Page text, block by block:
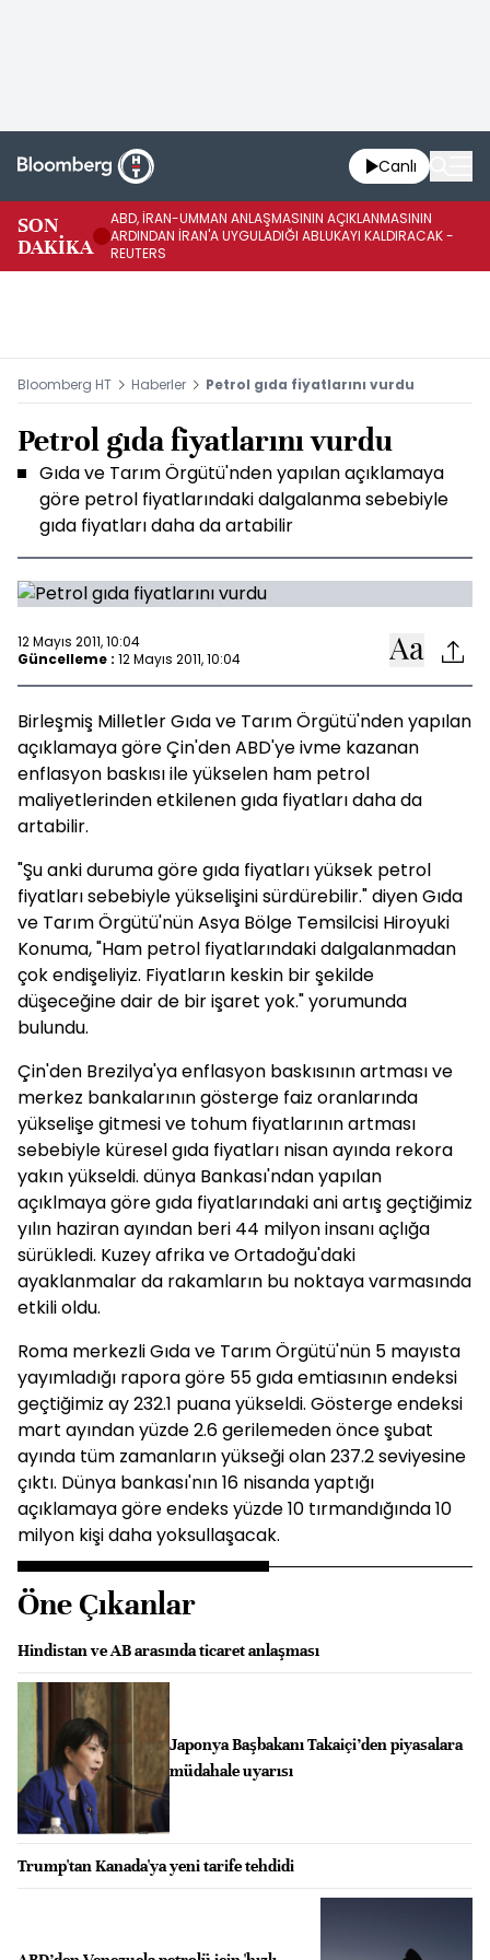
Canlı
SON
DAKİKA
ABD, İRAN-UMMAN ANLAŞMASININ AÇIKLANMASININ
ARDINDAN İRAN'A UYGULADIĞI ABLUKAYI KALDIRACAK -
REUTERS
Bloomberg HT Haberler Petrol gıda fiyatlarını vurdu
Petrol gıda fiyatlarını vurdu
Gıda ve Tarım Örgütü'nden yapılan açıklamaya
göre petrol fiyatlarındaki dalgalanma sebebiyle
gıda fiyatları daha da artabilir
12 Mayıs 2011, 10:04
Güncelleme : 12 Mayıs 2011, 10:04
Birleşmiş Milletler Gıda ve Tarım Örgütü'nden yapılan
açıklamaya göre Çin'den ABD'ye ivme kazanan
enflasyon baskısı ile yükselen ham petrol
maliyetlerinden etkilenen gıda fiyatları daha da
artabilir.
"Şu anki duruma göre gıda fiyatları yüksek petrol
fiyatları sebebiyle yükselişini sürdürebilir." diyen Gıda
ve Tarım Örgütü'nün Asya Bölge Temsilcisi Hiroyuki
Konuma, "Ham petrol fiyatlarındaki dalgalanmadan
çok endişeliyiz. Fiyatların keskin bir şekilde
düşeceğine dair de bir işaret yok." yorumunda
bulundu.
Çin'den Brezilya'ya enflasyon baskısının artması ve
merkez bankalarının gösterge faiz oranlarında
yükselişe gitmesi ve tohum fiyatlarının artması
sebebiyle küresel gıda fiyatları nisan ayında rekora
yakın yükseldi. dünya Bankası'ndan yapılan
açıklmaya göre gıda fiyatlarındaki ani artış geçtiğimiz
yılın haziran ayından beri 44 milyon insanı açlığa
sürükledi. Kuzey afrika ve Ortadoğu'daki
ayaklanmalar da rakamların bu noktaya varmasında
etkili oldu.
Roma merkezli Gıda ve Tarım Örgütü'nün 5 mayısta
yayımladığı rapora göre 55 gıda emtiasının endeksi
geçtiğimiz ay 232.1 puana yükseldi. Gösterge endeksi
mart ayından yüzde 2.6 gerilemeden önce şubat
ayında tüm zamanların yükseği olan 237.2 seviyesine
çıktı. Dünya bankası'nın 16 nisanda yaptığı
açıklamaya göre endeks yüzde 10 tırmandığında 10
milyon kişi daha yoksullaşacak.
Öne Çıkanlar
Hindistan ve AB arasında ticaret anlaşması
Japonya Başbakanı Takaiçi’den piyasalara
müdahale uyarısı
Trump'tan Kanada'ya yeni tarife tehdidi